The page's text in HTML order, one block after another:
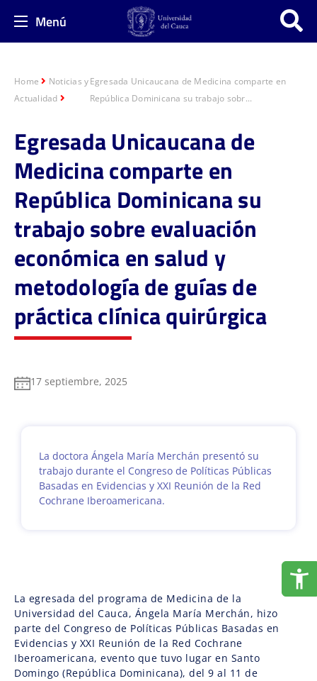
Menú
Home
Noticias y
Actualidad
Egresada Unicaucana de Medicina comparte en
República Dominicana su trabajo sobr...
Egresada Unicaucana de
Medicina comparte en
República Dominicana su
trabajo sobre evaluación
económica en salud y
metodología de guías de
práctica clínica quirúrgica
17 septiembre, 2025
La doctora Ángela María Merchán presentó su
trabajo durante el Congreso de Políticas Públicas
Basadas en Evidencias y XXI Reunión de la Red
Cochrane Iberoamericana.
La egresada del programa de Medicina de la
Universidad del Cauca, Ángela María Merchán, hizo
parte del Congreso de Políticas Públicas Basadas en
Evidencias y XXI Reunión de la Red Cochrane
Iberoamericana, evento que tuvo lugar en Santo
Domingo (República Dominicana), del 9 al 11 de